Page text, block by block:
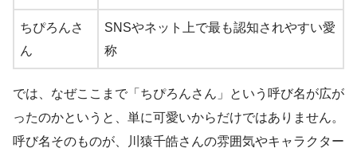
ちぴろんさ
ん
SNSやネット上で最も認知されやすい愛
称
では、なぜここまで「ちぴろんさん」という呼び名が広が
ったのかというと、単に可愛いからだけではありません。
呼び名そのものが、川猿千皓さんの雰囲気やキャラクター